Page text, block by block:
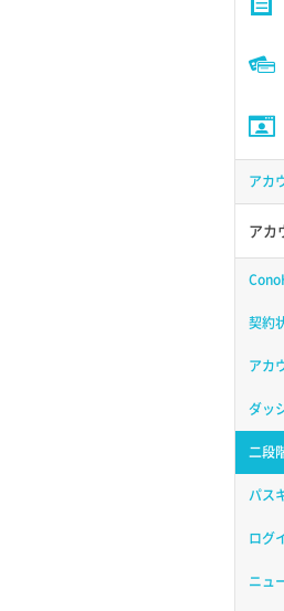
アカ
アカ
契約
アカ
ダッ
二段
パス
ログ
ニュ